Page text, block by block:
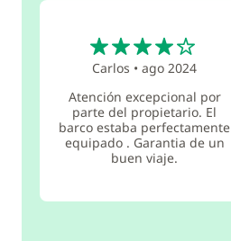
Carlos •ago 2024
Atención excepcional por
parte del propietario. El
barco estaba perfectamente
equipado . Garantia de un
buen viaje.